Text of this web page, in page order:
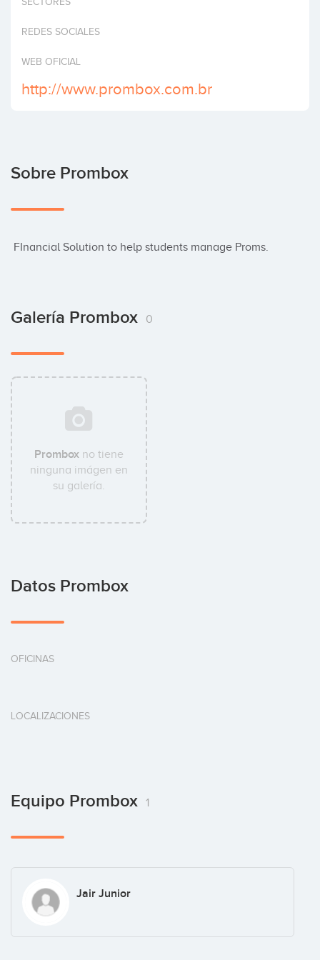
REDES SOCIALES
WEB OFICIAL
http://www.prombox.com.br
Sobre Prombox
FInancial Solution to help students manage Proms.
Galería Prombox 0
Prombox no tiene
ninguna imágen en
su galería.
Datos Prombox
OFICINAS
LOCALIZACIONES
Equipo Prombox 1
Jair Junior